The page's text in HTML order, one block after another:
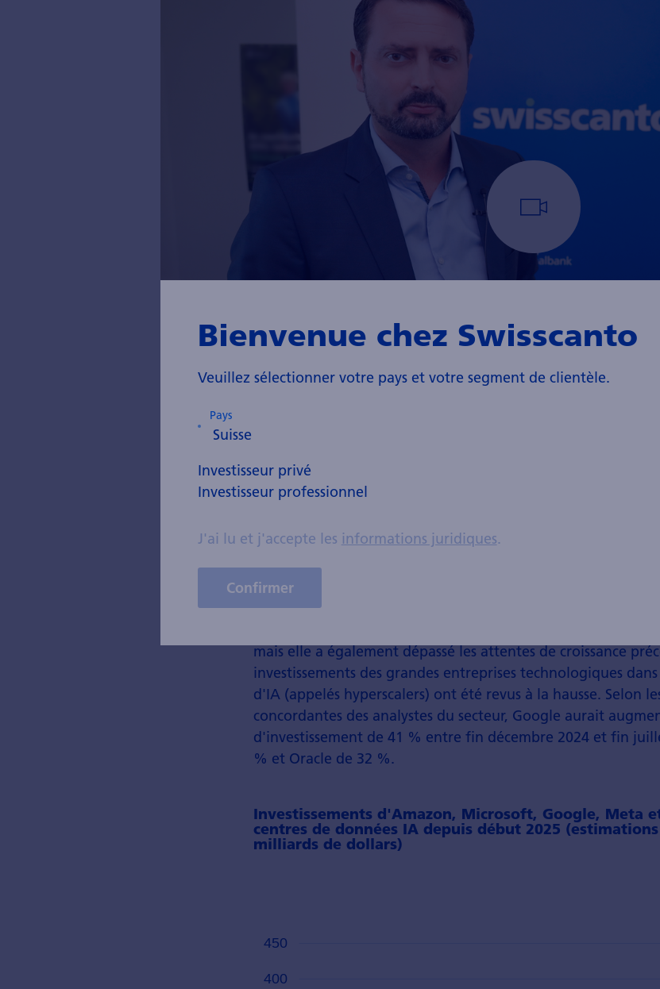
Bertrand Born, gestionnaire de portefeuille principal : « La mort supposée de l'IA
s'est avérée exagérée. »
Aujourd'hui, il apparaît clairement que les réactions du
étaient largement exagérées. De plus, l'inverse des craintes
mais elle a également dépassé les attentes de croissance
investissements des grandes entreprises technologiques
d'IA (appelés hyperscalers) ont été revus à la hausse. Selon
concordantes des analystes du secteur, Google aurait
d'investissement de 41 % entre fin décembre 2024 et fin
% et Oracle de 32 %.
Investissements d'Amazon, Microsoft, Google, Meta
centres de données IA depuis début 2025
milliards de dollars)
Bienvenue chez Swisscanto
Veuillez sélectionner votre pays et votre segment de clientèle.
Pays
Investisseur privé
Investisseur professionnel
J'ai lu et j'accepte les informations juridiques.
Confirmer